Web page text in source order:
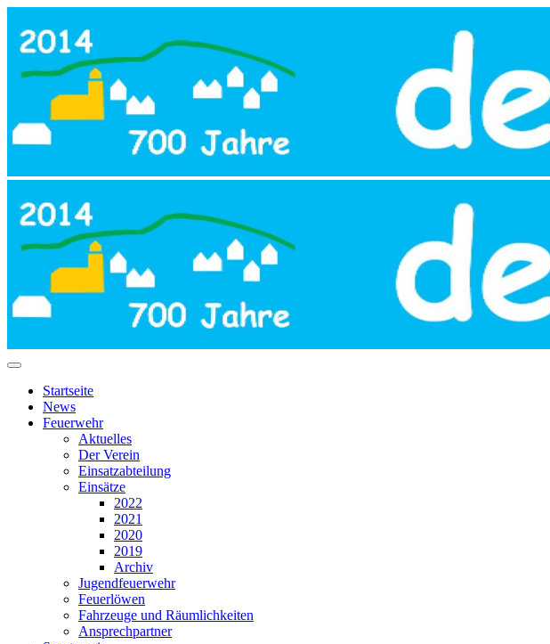
Startseite
News
Feuerwehr
Aktuelles
Der Verein
Einsatzabteilung
Einsätze
2022
2021
2020
2019
Archiv
Jugendfeuerwehr
Feuerlöwen
Fahrzeuge und Räumlichkeiten
Ansprechpartner